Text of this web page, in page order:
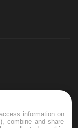
information on
combine and share